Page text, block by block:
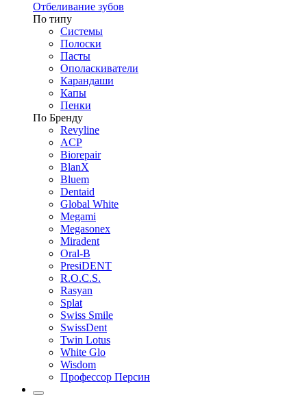
Отбеливание зубов
По типу
Системы
Полоски
Пасты
Ополаскиватели
Карандаши
Капы
Пенки
По Бренду
Revyline
ACP
Biorepair
BlanX
Bluem
Dentaid
Global White
Megami
Megasonex
Miradent
Oral-B
PresiDENT
R.O.C.S.
Rasyan
Splat
Swiss Smile
SwissDent
Twin Lotus
White Glo
Wisdom
Профессор Персин